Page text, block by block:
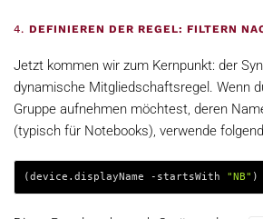
4. DEFINIEREN DER REGEL: FILTERN
Jetzt kommen wir zum Kernpunkt: der
dynamische Mitgliedschaftsregel. Wenn
Gruppe aufnehmen möchtest, deren
(typisch für Notebooks), verwende
(device.displayName -startsWith "NB" )